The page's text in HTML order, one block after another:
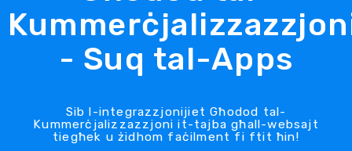
- Suq tal-Apps
Sib l-integrazzjonijiet Għodod tal-
Kummerċjalizzazzjoni it-tajba għall-websajt
tiegħek u żidhom faċilment fi ftit ħin!